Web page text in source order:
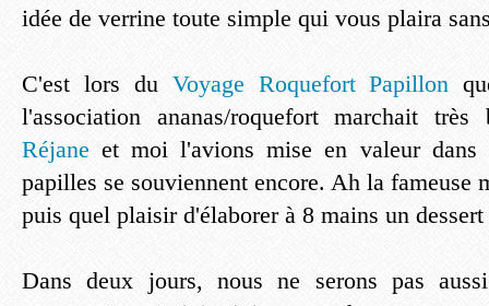
idée de verrine toute simple qui vous plaira
C'est lors du Voyage Roquefort Papillon
l'association ananas/roquefort marchait
Réjane et moi l'avions mise en valeur dans
papilles se souviennent encore. Ah la fameuse
puis quel plaisir d'élaborer à 8 mains un
Dans deux jours, nous ne serons pas